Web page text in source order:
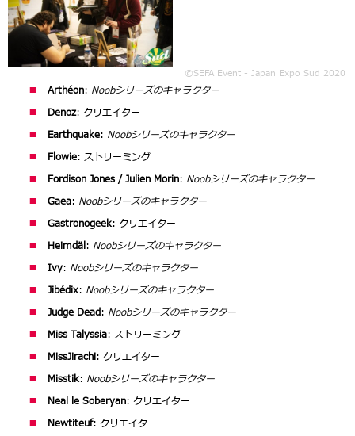
©SEFA Event - Japan Expo Sud 2020
Arthéon: Noobシリーズのキャラクター
Denoz: クリエイター
Earthquake: Noobシリーズのキャラクター
Flowie: ストリーミング
Fordison Jones / Julien Morin: Noobシリーズのキャラクター
Gaea: Noobシリーズのキャラクター
Gastronogeek: クリエイター
Heimdäl: Noobシリーズのキャラクター
Ivy: Noobシリーズのキャラクター
Jibédix: Noobシリーズのキャラクター
Judge Dead: Noobシリーズのキャラクター
Miss Talyssia: ストリーミング
MissJirachi: クリエイター
Misstik: Noobシリーズのキャラクター
Neal le Soberyan: クリエイター
Newtiteuf: クリエイター